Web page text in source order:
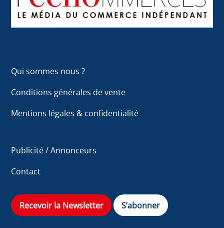
Qui sommes nous ?
Conditions générales de vente
Mentions légales & confidentialité
Publicité / Annonceurs
Contact
Recevoir la Newsletter S’abonner